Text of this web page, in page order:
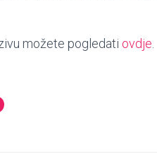
možete pogledati ovdje